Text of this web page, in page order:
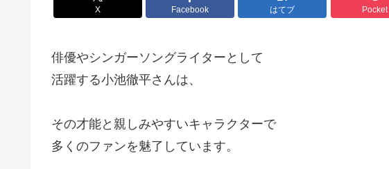
X Facebook はてブ Pocket
俳優やシンガーソングライターとして
活躍する小池徹平さんは、
その才能と親しみやすいキャラクターで
多くのファンを魅了しています。